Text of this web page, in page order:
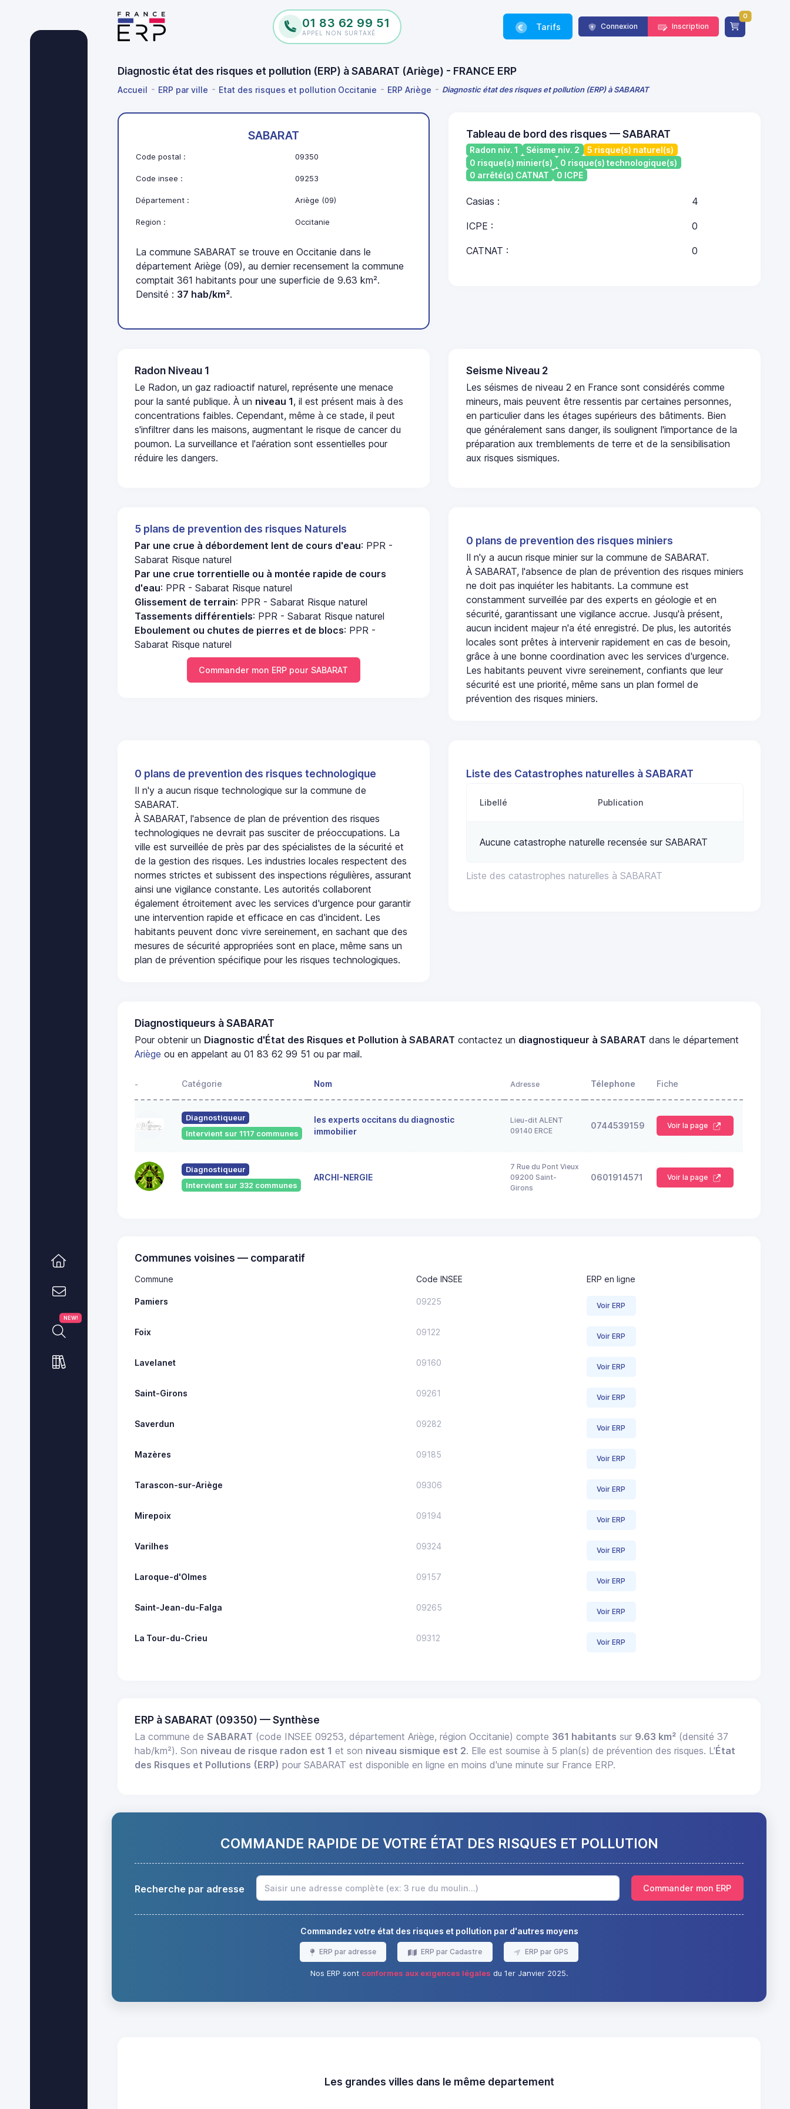
01 83 62 99 51
APPEL NON SURTAXÉ
Tarifs Connexion Inscription
0
Diagnostic état des risques et pollution (ERP) à SABARAT (Ariège) - FRANCE ERP
Accueil ERP par ville Etat des risques et pollution Occitanie ERP Ariège Diagnostic état des risques et pollution (ERP) à SABARAT
NEW!
SABARAT
Code postal : 09350
Code insee : 09253
Département : Ariège (09)
Region : Occitanie
La commune SABARAT se trouve en Occitanie dans le
département Ariège (09), au dernier recensement la commune
comptait 361 habitants pour une superficie de 9.63 km².
Densité : 37 hab/km².
Tableau de bord des risques — SABARAT
Radon niv. 1 Séisme niv. 2
5 risque(s) naturel(s)
0 risque(s) minier(s)
0 risque(s) technologique(s)
0 arrêté(s) CATNAT
0 ICPE
Casias : 4
ICPE : 0
CATNAT : 0
Radon Niveau 1
Le Radon, un gaz radioactif naturel, représente une menace
pour la santé publique. À un niveau 1, il est présent mais à des
concentrations faibles. Cependant, même à ce stade, il peut
s'infiltrer dans les maisons, augmentant le risque de cancer du
poumon. La surveillance et l'aération sont essentielles pour
réduire les dangers.
Seisme Niveau 2
Les séismes de niveau 2 en France sont considérés comme
mineurs, mais peuvent être ressentis par certaines personnes,
en particulier dans les étages supérieurs des bâtiments. Bien
que généralement sans danger, ils soulignent l'importance de la
préparation aux tremblements de terre et de la sensibilisation
aux risques sismiques.
5 plans de prevention des risques Naturels
Par une crue à débordement lent de cours d'eau: PPR -
Sabarat Risque naturel
Par une crue torrentielle ou à montée rapide de cours
d'eau: PPR - Sabarat Risque naturel
Glissement de terrain: PPR - Sabarat Risque naturel
Tassements différentiels: PPR - Sabarat Risque naturel
Eboulement ou chutes de pierres et de blocs: PPR -
Sabarat Risque naturel
Commander mon ERP pour SABARAT
0 plans de prevention des risques miniers
Il n'y a aucun risque minier sur la commune de SABARAT.
À SABARAT, l'absence de plan de prévention des risques miniers
ne doit pas inquiéter les habitants. La commune est
constamment surveillée par des experts en géologie et en
sécurité, garantissant une vigilance accrue. Jusqu'à présent,
aucun incident majeur n'a été enregistré. De plus, les autorités
locales sont prêtes à intervenir rapidement en cas de besoin,
grâce à une bonne coordination avec les services d'urgence.
Les habitants peuvent vivre sereinement, confiants que leur
sécurité est une priorité, même sans un plan formel de
prévention des risques miniers.
0 plans de prevention des risques technologique
Il n'y a aucun risque technologique sur la commune de
SABARAT.
À SABARAT, l'absence de plan de prévention des risques
technologiques ne devrait pas susciter de préoccupations. La
ville est surveillée de près par des spécialistes de la sécurité et
de la gestion des risques. Les industries locales respectent des
normes strictes et subissent des inspections régulières, assurant
ainsi une vigilance constante. Les autorités collaborent
également étroitement avec les services d'urgence pour garantir
une intervention rapide et efficace en cas d'incident. Les
habitants peuvent donc vivre sereinement, en sachant que des
mesures de sécurité appropriées sont en place, même sans un
plan de prévention spécifique pour les risques technologiques.
Liste des Catastrophes naturelles à SABARAT
Liste des catastrophes naturelles à SABARAT
Libellé Publication
Aucune catastrophe naturelle recensée sur SABARAT
Diagnostiqueurs à SABARAT
Pour obtenir un Diagnostic d'État des Risques et Pollution à SABARAT contactez un diagnostiqueur à SABARAT dans le département
Ariège ou en appelant au 01 83 62 99 51 ou par mail.
- Catégorie Nom Adresse Télephone Fiche
Diagnostiqueur
Intervient sur 1117 communes
les experts occitans du diagnostic
immobilier
Lieu-dit ALENT
09140 ERCE
0744539159 Voir la page
Diagnostiqueur
Intervient sur 332 communes
ARCHI-NERGIE
7 Rue du Pont Vieux
09200 Saint-
Girons
0601914571 Voir la page
Communes voisines — comparatif
Commune Code INSEE ERP en ligne
Pamiers 09225 Voir ERP
Foix 09122 Voir ERP
Lavelanet 09160 Voir ERP
Saint-Girons 09261 Voir ERP
Saverdun 09282 Voir ERP
Mazères 09185 Voir ERP
Tarascon-sur-Ariège 09306 Voir ERP
Mirepoix 09194 Voir ERP
Varilhes 09324 Voir ERP
Laroque-d'Olmes 09157 Voir ERP
Saint-Jean-du-Falga 09265 Voir ERP
La Tour-du-Crieu 09312 Voir ERP
ERP à SABARAT (09350) — Synthèse
La commune deSABARAT (code INSEE 09253, département Ariège, région Occitanie) compte 361 habitants sur 9.63 km² (densité 37
hab/km²). Son niveau de risque radon est 1 et son niveau sismique est 2. Elle est soumise à 5 plan(s) de prévention des risques. L'État
des Risques et Pollutions (ERP) pour SABARAT est disponible en ligne en moins d'une minute sur France ERP.
COMMANDE RAPIDE DE VOTRE ÉTAT DES RISQUES ET POLLUTION
Recherche par adresse Commander mon ERP
Commandez votre état des risques et pollution par d'autres moyens
ERP par adresse ERP par Cadastre ERP par GPS
Nos ERP sont conformes aux exigences légales du 1er Janvier 2025.
Les grandes villes dans le même departement